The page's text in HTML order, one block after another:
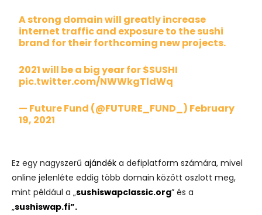
A strong domain will greatly increase
internet traffic and exposure to the sushi
brand for their forthcoming new projects.
2021 will be a big year for$SUSHI
pic.twitter.com/NWWkgTldWq
— Future Fund (@FUTURE_FUND_) February
19, 2021
Ez egy nagyszerű ajándék a defiplatform számára, mivel
online jelenléte eddig több domain között oszlott meg,
mint például a „sushiswapclassic.org” és a
„sushiswap.fi”.